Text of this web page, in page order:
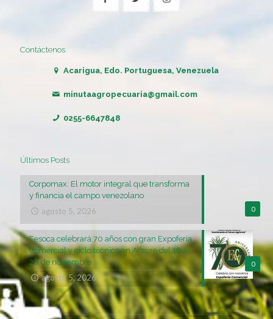
Contáctenos
Acarigua, Edo. Portuguesa, Venezuela
minutaagropecuaria@gmail.com
0255-6647848
Últimos Posts
0
Corpomax: El motor integral que transforma
y financia el campo venezolano
agosto 5, 2026
0
Fesoca celebrará 70 años con gran Expoferia
Comercial y ciclo técnico en Araure del 18 al
20 de noviembre
agosto 5, 2026